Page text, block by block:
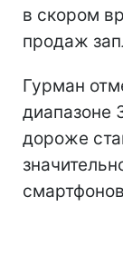
в скором
продаж
Гурман
диапазоне
дороже